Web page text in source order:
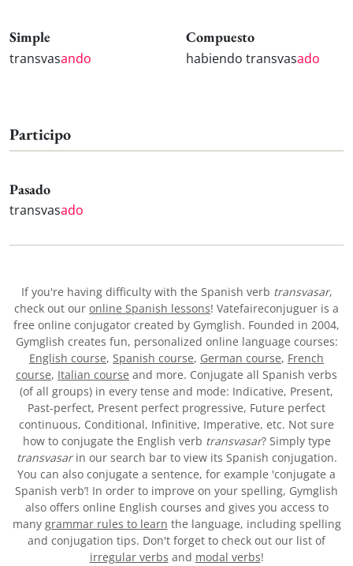
Simple
transvasando
Compuesto
habiendo transvasado
Participo
Pasado
transvasado
If you're having difficulty with the Spanish verb transvasar,
check out our online Spanish lessons! Vatefaireconjuguer is a
free online conjugator created by Gymglish. Founded in 2004,
Gymglish creates fun, personalized online language courses:
English course, Spanish course, German course, French
course, Italian course and more. Conjugate all Spanish verbs
(of all groups) in every tense and mode: Indicative, Present,
Past-perfect, Present perfect progressive, Future perfect
continuous, Conditional, Infinitive, Imperative, etc. Not sure
how to conjugate the English verb transvasar? Simply type
transvasarin our search bar to view its Spanish conjugation.
You can also conjugate a sentence, for example 'conjugate a
Spanish verb’! In order to improve on your spelling, Gymglish
also offers online English courses and gives you access to
many grammar rules to learn the language, including spelling
and conjugation tips. Don't forget to check out our list of
irregular verbs and modal verbs!